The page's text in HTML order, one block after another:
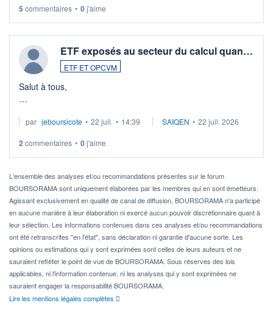
5 commentaires • 0j'aime
ETF exposés au secteur du calcul quan…
ETF ET OPCVM
Salut à tous,
via un ETF plutôt que des actions individuelles.
Idéalement, je voudrais qu'il soit éligible au PEA.
Pour l' ...
par jeboursicote • 22 juil. • 14:39 SAIQEN • 22 juil. 2026
2 commentaires • 0j'aime
L'ensemble des analyses et/ou recommandations présentes sur le forum
BOURSORAMA sont uniquement élaborées par les membres qui en sont émetteurs.
Agissant exclusivement en qualité de canal de diffusion, BOURSORAMA n'a participé
en aucune manière à leur élaboration ni exercé aucun pouvoir discrétionnaire quant à
leur sélection. Les informations contenues dans ces analyses et/ou recommandations
ont été retranscrites "en l'état", sans déclaration ni garantie d'aucune sorte. Les
opinions ou estimations qui y sont exprimées sont celles de leurs auteurs et ne
sauraient refléter le point de vue de BOURSORAMA. Sous réserves des lois
applicables, ni l'information contenue, ni les analyses qui y sont exprimées ne
sauraient engager la responsabilité BOURSORAMA.
Lire les mentions légales complètes